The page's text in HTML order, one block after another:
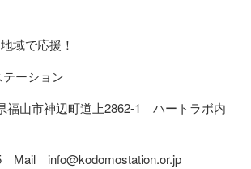
域で応援！
ーション
山市神辺町道上2862-1 ハートラボ内
Mail info@kodomostation.or.jp